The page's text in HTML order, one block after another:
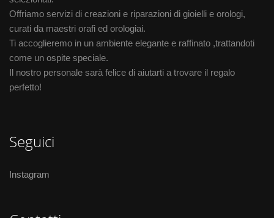
Offriamo servizi di creazioni e riparazioni di gioielli e orologi,
curati da maestri orafi ed orologiai.
Ti accoglieremo in un ambiente elegante e raffinato ,trattandoti
come un ospite speciale.
Il nostro personale sarà felice di aiutarti a trovare il regalo
perfetto!
Seguici
Instagram